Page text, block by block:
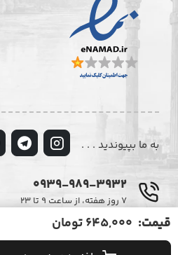
قیمت: 645,000 تومان
به ما بپیوندید . . .
0939-989-3932
۷ روز هفته، از ساعت ۹ تا ۲۳
© تمامی حقوق این وبسایت متعلق به